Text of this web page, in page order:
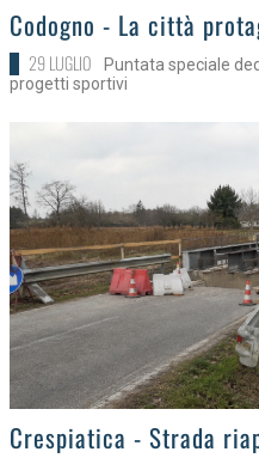
>
Codogno - La città
29 LUGLIO
Puntata speciale
progetti sportivi
>
Crespiatica - Strada